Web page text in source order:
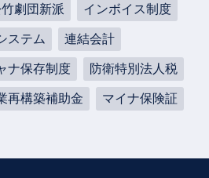
劇団新派 インボイス制度
ステム 連結会計
ナ保存制度 防衛特別法人税
再構築補助金 マイナ保険証